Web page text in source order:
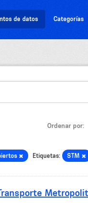
de datos Categorías
Ordenar por
Etiquetas: STM